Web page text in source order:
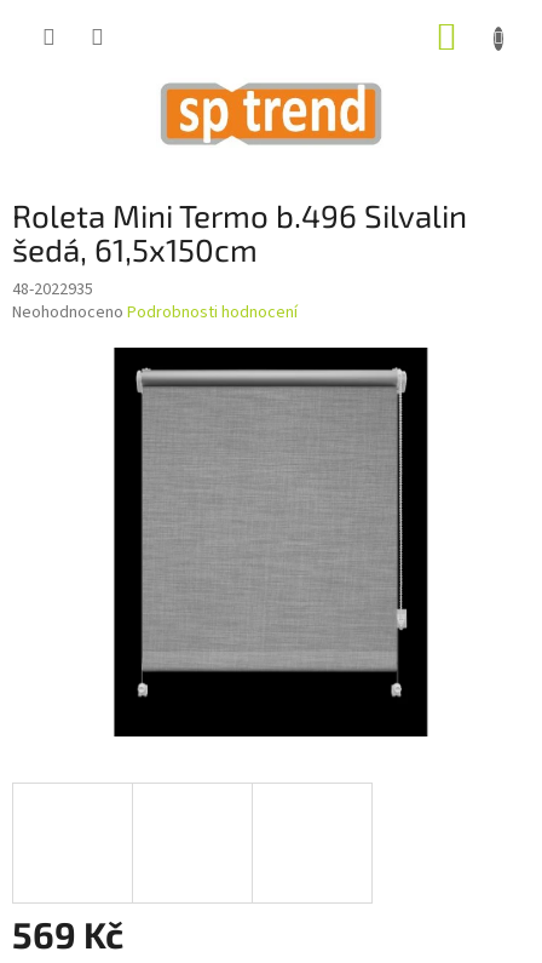
Roleta Mini Termo b.496 Silvalin
šedá, 61,5x150cm
48-2022935
Průměrné
Neohodnoceno Podrobnosti hodnocení
569 Kč